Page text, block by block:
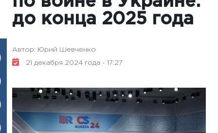
до конца 2025 года
Автор: Юрий Шевченко
21 декабря 2024 года - 17:27